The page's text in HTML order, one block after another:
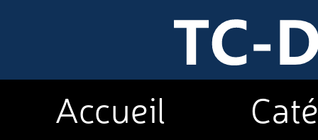
Accueil